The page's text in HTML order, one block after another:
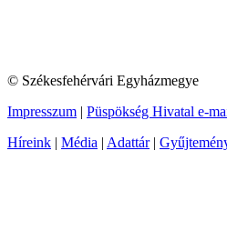
© Székesfehérvári Egyházmegye
Impresszum | Püspökség Hivatal e-
Híreink | Média | Adattár|